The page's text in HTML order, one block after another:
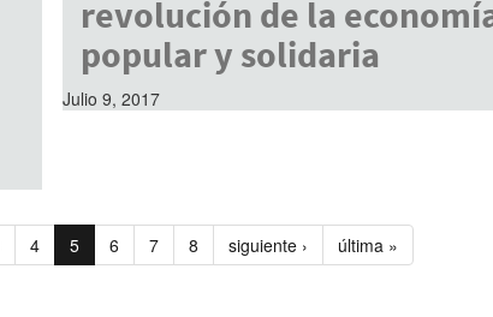
revolución de la
popular y solidaria
Julio 9, 2017
4 5 6 7 8 siguiente › última »